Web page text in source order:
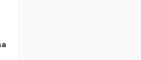
do autor, data exata) em vez
a costura entre elementos